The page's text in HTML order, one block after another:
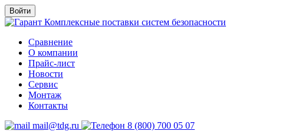
Войти
Комплексные поставки систем безопасности
Сравнение
О компании
Прайс-лист
Новости
Сервис
Монтаж
Контакты
mail@tdg.ru
8 (800) 700 05 07